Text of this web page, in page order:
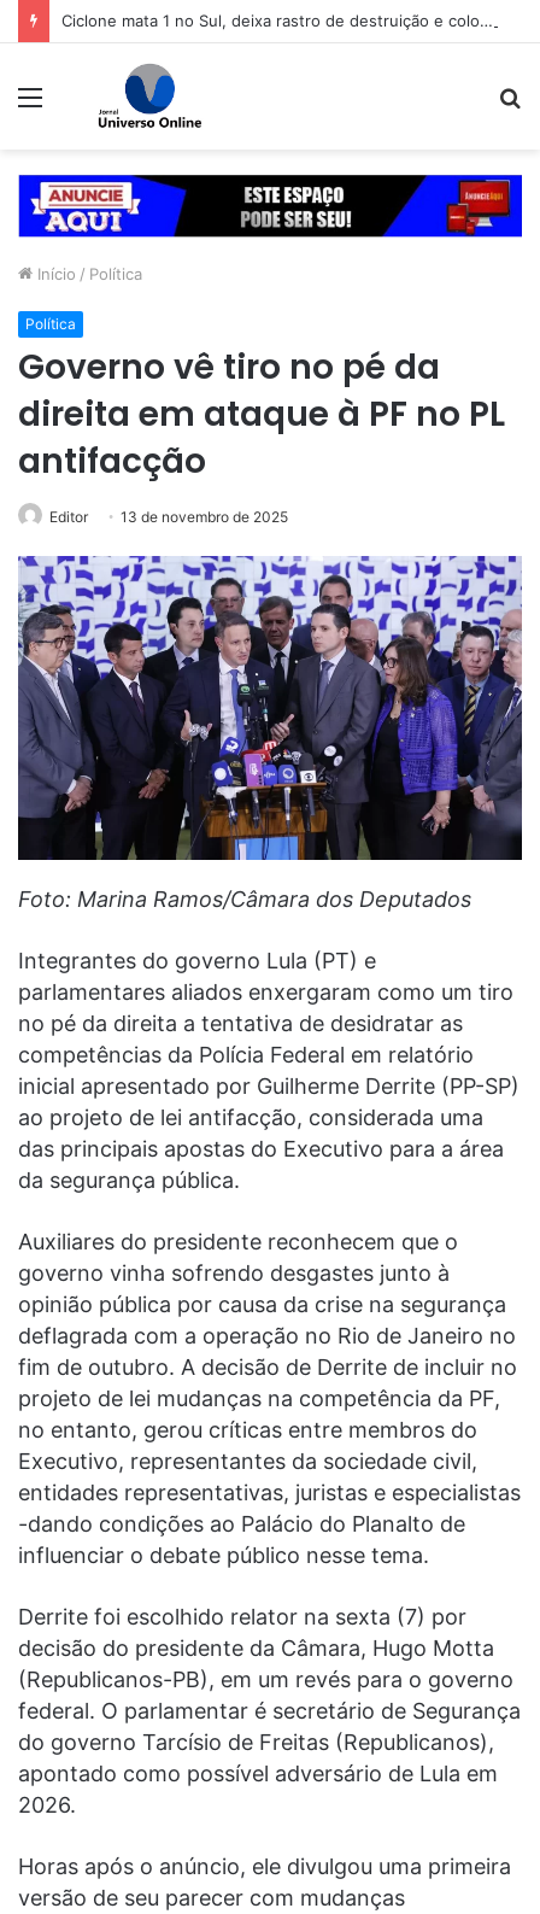
Ciclone mata 1 no Sul, deixa rastro de destruição e coloca 11 estados em alerta
Menu
Início / Política
Política
Governo vê tiro no pé da
direita em ataque à PF no PL
antifacção
Editor 13 de novembro de 2025
Foto: Marina Ramos/Câmara dos Deputados
Integrantes do governo Lula (PT) e
parlamentares aliados enxergaram como um tiro
no pé da direita a tentativa de desidratar as
competências da Polícia Federal em relatório
inicial apresentado por Guilherme Derrite (PP-SP)
ao projeto de lei antifacção, considerada uma
das principais apostas do Executivo para a área
da segurança pública.
Auxiliares do presidente reconhecem que o
governo vinha sofrendo desgastes junto à
opinião pública por causa da crise na segurança
deflagrada com a operação no Rio de Janeiro no
fim de outubro. A decisão de Derrite de incluir no
projeto de lei mudanças na competência da PF,
no entanto, gerou críticas entre membros do
Executivo, representantes da sociedade civil,
entidades representativas, juristas e especialistas
-dando condições ao Palácio do Planalto de
influenciar o debate público nesse tema.
Derrite foi escolhido relator na sexta (7) por
decisão do presidente da Câmara, Hugo Motta
(Republicanos-PB), em um revés para o governo
federal. O parlamentar é secretário de Segurança
do governo Tarcísio de Freitas (Republicanos),
apontado como possível adversário de Lula em
2026.
Horas após o anúncio, ele divulgou uma primeira
versão de seu parecer com mudanças